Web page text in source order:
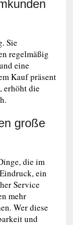
Sie
regelmäßig
eine
Kauf präsent
erhöht die
große
die im
ein
Service
mehr
Wer diese
und